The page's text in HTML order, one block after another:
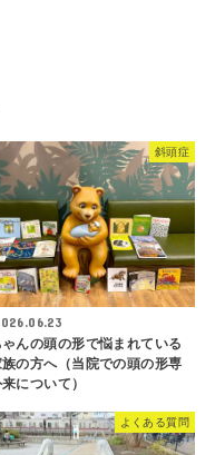
斜頭症
んの頭の形で悩まれている
族の方へ（当院での頭の形専
について）
よくある質問